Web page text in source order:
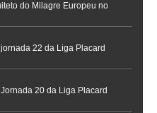
histórica na Cidade do
do Milagre Europeu no
22 da Liga Placard
20 da Liga Placard